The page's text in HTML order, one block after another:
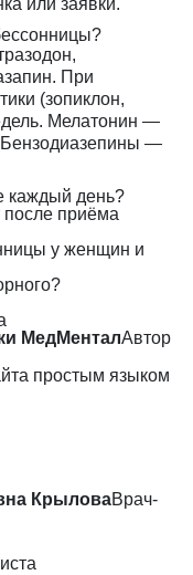
или заявки.
При
(зопиклон,
Мелатонин —
Бензодиазепины —
каждый день?
после приёма
у женщин и
МедМенталАвтор
простым языком
КрыловаВрач-